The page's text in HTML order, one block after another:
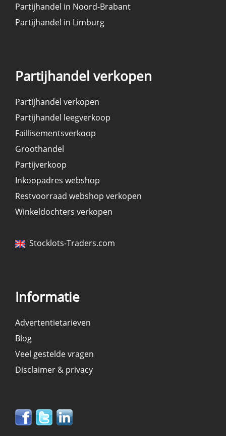
Partijhandel in Noord-Brabant
Partijhandel in Limburg
Partijhandel verkopen
Partijhandel verkopen
Partijhandel leegverkoop
Faillisementsverkoop
Groothandel
Partijverkoop
Inkoopadres webshop
Restvoorraad webshop verkopen
Winkeldochters verkopen
Stocklots-Traders.com
Informatie
Advertentietarieven
Blog
Veel gestelde vragen
Disclaimer & privacy